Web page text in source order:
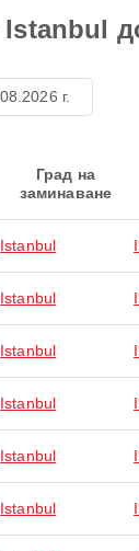
Istanbul
г.
Град на
заминаване
Istanbul
Istanbul
Istanbul
Istanbul
Istanbul
Istanbul